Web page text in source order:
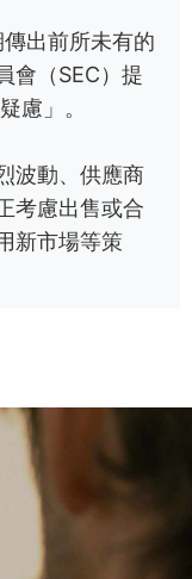
出前所未有的
會（SEC）提
慮」。
波動、供應商
考慮出售或合
新市場等策